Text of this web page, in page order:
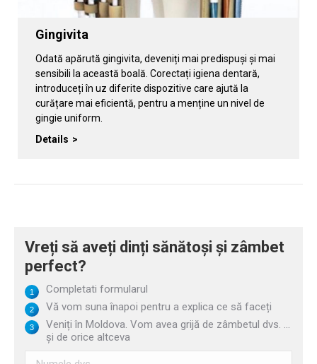
Gingivita
Odată apărută gingivita, deveniți mai predispuși și mai
sensibili la această boală. Corectați igiena dentară,
introduceți în uz diferite dispozitive care ajută la
curățare mai eficientă, pentru a menține un nivel de
gingie uniform.
Details
Vreți să aveți dinți sănătoși și zâmbet
perfect?
Completati formularul
Vă vom suna înapoi pentru a explica ce să faceți
Veniți în Moldova. Vom avea grijă de zâmbetul dvs. ...
și de orice altceva